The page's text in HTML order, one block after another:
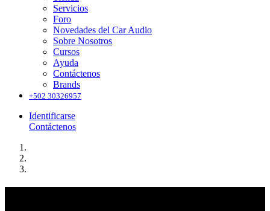
Servicios
Foro
Novedades del Car Audio
Sobre Nosotros
Cursos
Ayuda
Contáctenos
Brands
+502 30326957
Identificarse
Contáctenos